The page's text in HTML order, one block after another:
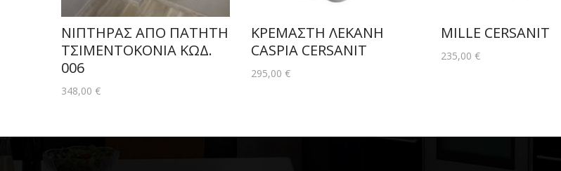
ΝΙΠΤΗΡΑΣ ΑΠΟ ΠΑΤΗΤΗ
ΤΣΙΜΕΝΤΟΚΟΝΙΑ ΚΩΔ.
006
348,00 €
ΚΡΕΜΑΣΤΗ ΛΕΚΑΝΗ
CASPIA CERSANIT
295,00 €
MILLE CERSANIT
235,00 €